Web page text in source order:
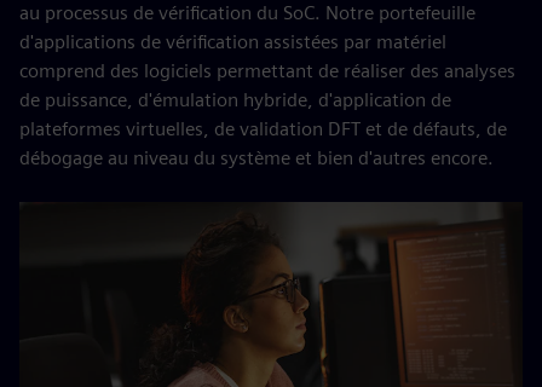
au processus de vérification du SoC. Notre portefeuille
d'applications de vérification assistées par matériel
comprend des logiciels permettant de réaliser des analyses
de puissance, d'émulation hybride, d'application de
plateformes virtuelles, de validation DFT et de défauts, de
débogage au niveau du système et bien d'autres encore.